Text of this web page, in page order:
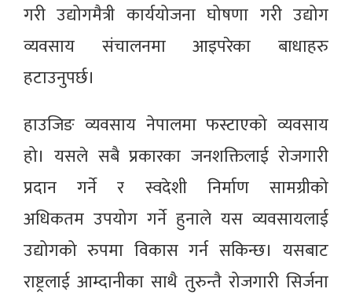
गरी उद्योगमैत्री कार्ययोजना घोषणा गरी उद्योग
व्यवसाय संचालनमा आइपरेका बाधाहरु
हटाउनुपर्छ।
हाउजिङ व्यवसाय नेपालमा फस्टाएको व्यवसाय
हो। यसले सबै प्रकारका जनशक्तिलाई रोजगारी
प्रदान गर्ने र स्वदेशी निर्माण सामग्रीको
अधिकतम उपयोग गर्ने हुनाले यस व्यवसायलाई
उद्योगको रुपमा विकास गर्न सकिन्छ। यसबाट
राष्ट्रलाई आम्दानीका साथै तुरुन्तै रोजगारी सिर्जना